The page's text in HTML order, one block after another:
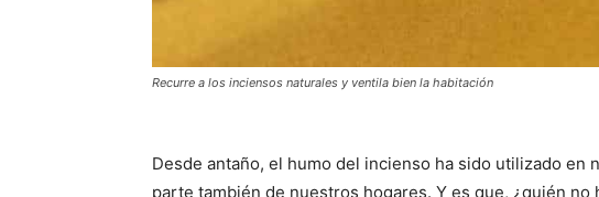
Recurre a los inciensos naturales y ventila bien la habitación
Desde antaño, el humo del incienso ha sido utilizado
parte también de nuestros hogares. Y es que, ¿quién